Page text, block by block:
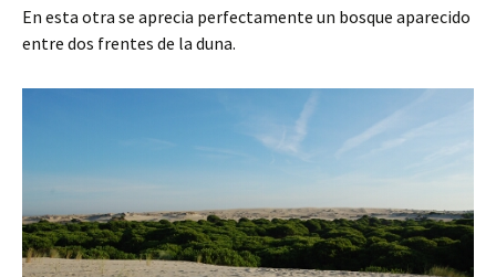
En esta otra se aprecia perfectamente un bosque aparecido
entre dos frentes de la duna.